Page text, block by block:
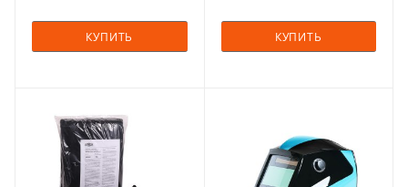
(ШхВхГ), мм
114х133х10
Вес, кг
КУПИТЬ
(ШхВхГ), мм
270x240x270КУПИТЬ
Характеристики
Термостойкость до
+1200 C
Материал
естественная
цветопередача
Материал